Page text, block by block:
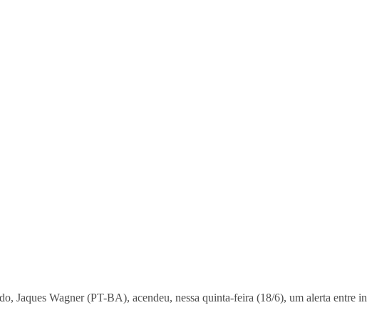
Jaques Wagner (PT-BA), acendeu, nessa quinta-feira (18/6), um alerta entre